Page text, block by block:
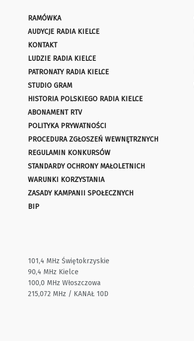
RAMÓWKA
AUDYCJE RADIA KIELCE
KONTAKT
LUDZIE RADIA KIELCE
PATRONATY RADIA KIELCE
STUDIO GRAM
HISTORIA POLSKIEGO RADIA KIELCE
ABONAMENT RTV
POLITYKA PRYWATNOŚCI
PROCEDURA ZGŁOSZEŃ WEWNĘTRZNYCH
REGULAMIN KONKURSÓW
STANDARDY OCHRONY MAŁOLETNICH
WARUNKI KORZYSTANIA
ZASADY KAMPANII SPOŁECZNYCH
BIP
101,4 MHz Świętokrzyskie
90,4 MHz Kielce
100,0 MHz Włoszczowa
215,072 MHz / KANAŁ 10D